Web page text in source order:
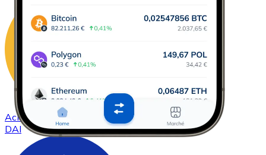
Acheter DAIavec virement bancaire
DAI